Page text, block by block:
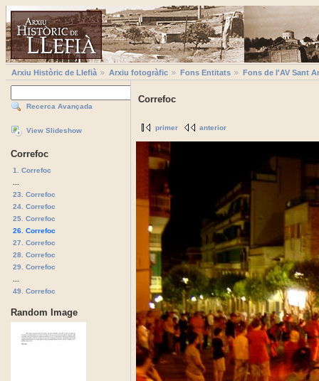
Arxiu Històric de Llefià Arxiu fotogràfic Fons Entitats Fons de l'AV Sant
Recerca Avançada
View Slideshow
Correfoc
1. Correfoc
23. Correfoc
24. Correfoc
25. Correfoc
26. Correfoc
27. Correfoc
28. Correfoc
29. Correfoc
49. Correfoc
Random Image
Correfoc
primer anterior